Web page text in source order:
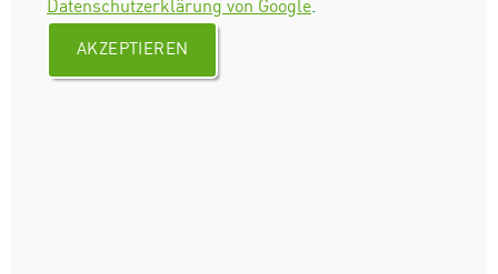
Datenschutzerklärung von Google.
AKZEPTIEREN